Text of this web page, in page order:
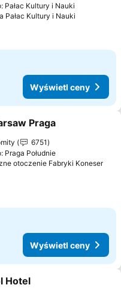
Pałac Kultury i Nauki
Pałac Kultury i Nauki
Wyświetl ceny
do ulubionych
Praga
6751
Praga Południe
otoczenie Fabryki Koneser
Wyświetl ceny
do ulubionych
Hotel